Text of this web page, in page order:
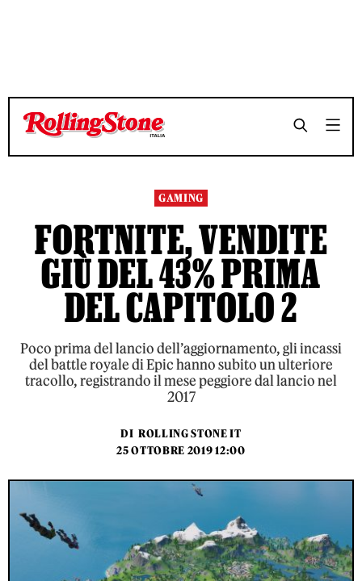
GAMING
FORTNITE, VENDITE
GIÙ DEL 43% PRIMA
DEL CAPITOLO 2
Poco prima del lancio dell’aggiornamento, gli incassi
del battle royale di Epic hanno subito un ulteriore
tracollo, registrando il mese peggiore dal lancio nel
2017
DI ROLLING STONE IT
25 OTTOBRE 2019 12:00